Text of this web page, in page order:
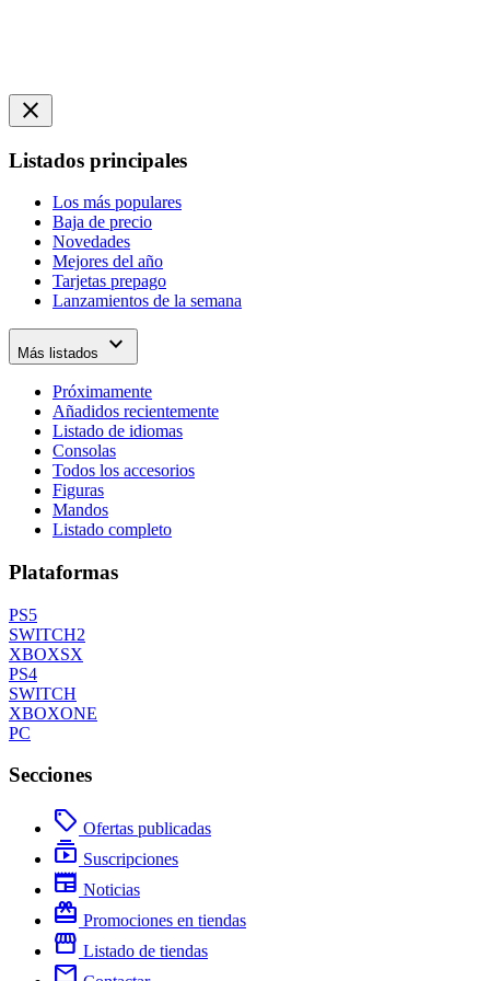
close
Listados principales
Los más populares
Baja de precio
Novedades
Mejores del año
Tarjetas prepago
Lanzamientos de la semana
Más listados expand_more
Próximamente
Añadidos recientemente
Listado de idiomas
Consolas
Todos los accesorios
Figuras
Mandos
Listado completo
Plataformas
PS5
SWITCH2
XBOXSX
PS4
SWITCH
XBOXONE
PC
Secciones
local_offer Ofertas publicadas
subscriptions Suscripciones
newspaper Noticias
redeem Promociones en tiendas
storefront Listado de tiendas
mail